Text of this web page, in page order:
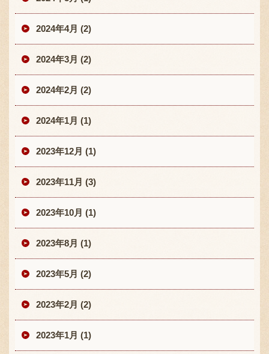
2024年4月 (2)
2024年3月 (2)
2024年2月 (2)
2024年1月 (1)
2023年12月 (1)
2023年11月 (3)
2023年10月 (1)
2023年8月 (1)
2023年5月 (2)
2023年2月 (2)
2023年1月 (1)